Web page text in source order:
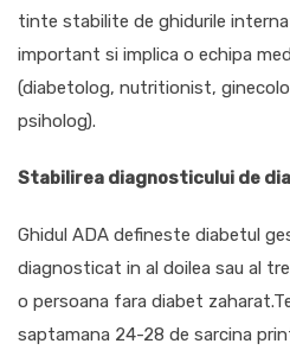
tinte stabilite de ghidurile
important si implica o echipa
(diabetolog, nutritionist,
psiholog).
Stabilirea diagnosticului de
Ghidul ADA defineste diabetul
diagnosticat in al doilea sau al
o persoana fara diabet
saptamana 24-28 de sarcina